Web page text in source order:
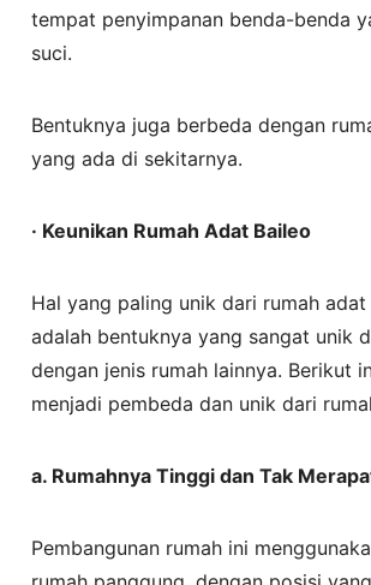
tempat penyimpanan benda-benda
suci.
Bentuknya juga berbeda dengan
yang ada di sekitarnya.
· Keunikan Rumah Adat Baileo
Hal yang paling unik dari rumah adat
adalah bentuknya yang sangat unik
dengan jenis rumah lainnya. Berikut
menjadi pembeda dan unik dari
a. Rumahnya Tinggi dan Tak
Pembangunan rumah ini